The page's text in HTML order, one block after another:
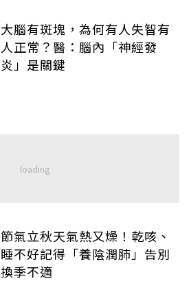
大腦有斑塊，為何有人失智有
人正常？醫：腦內「神經發
炎」是關鍵
節氣立秋天氣熱又燥！乾咳、
睡不好記得「養陰潤肺」告別
換季不適